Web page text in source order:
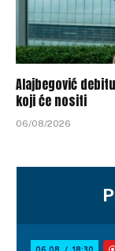
Alajbegović
koji će nositi
06/08/2026